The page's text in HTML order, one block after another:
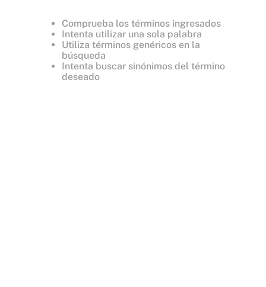
Comprueba los términos ingresados
Intenta utilizar una sola palabra
Utiliza términos genéricos en la
búsqueda
Intenta buscar sinónimos del término
deseado